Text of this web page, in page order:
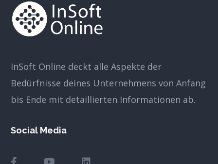
InSoft Online deckt alle Aspekte der
Bedürfnisse deines Unternehmens von Anfang
bis Ende mit detaillierten Informationen ab.
Social Media